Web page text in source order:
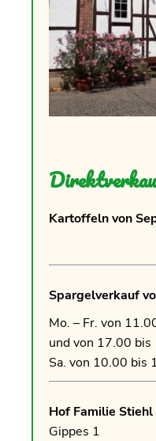
Kartoffeln von
Spargelverkauf
Mo. – Fr. von
und von 17.00
Sa. von 10.00 bis
Hof Familie Stiehl
Gippes 1